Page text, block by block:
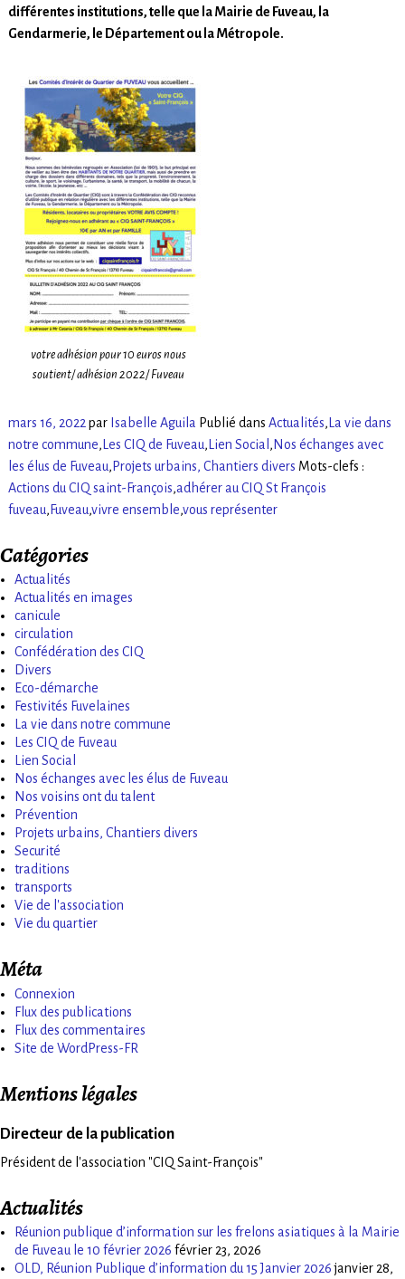
différentes institutions, telle que la Mairie de Fuveau, la
Gendarmerie, le Département ou la Métropole.
votre adhésion pour 10 euros nous
soutient/ adhésion 2022/ Fuveau
mars 16, 2022 par Isabelle Aguila Publié dans Actualités, La vie dans
notre commune, Les CIQ de Fuveau, Lien Social , Nos échanges avec
les élus de Fuveau, Projets urbains, Chantiers divers Mots-clefs :
Actions du CIQ saint-François,adhérer au CIQ St François
fuveau, Fuveau,vivre ensemble,vous représenter
Catégories
Actualités
Actualités en images
canicule
circulation
Confédération des CIQ
Divers
Eco-démarche
Festivités Fuvelaines
La vie dans notre commune
Les CIQ de Fuveau
Lien Social
Nos échanges avec les élus de Fuveau
Nos voisins ont du talent
Prévention
Projets urbains, Chantiers divers
Securité
traditions
transports
Vie de l'association
Vie du quartier
Méta
Connexion
Flux des publications
Flux des commentaires
Site de WordPress-FR
Mentions légales
Directeur de la publication
Président de l'association "CIQ Saint-François"
Actualités
Réunion publique d’information sur les frelons asiatiques à la Mairie
de Fuveau le 10 février 2026 février 23, 2026
OLD, Réunion Publique d’information du 15 Janvier 2026 janvier 28,